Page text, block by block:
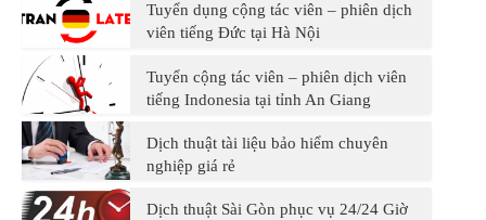
Tuyển dụng cộng tác viên – phiên dịch
viên tiếng Đức tại Hà Nội
Tuyển cộng tác viên – phiên dịch viên
tiếng Indonesia tại tỉnh An Giang
Dịch thuật tài liệu bảo hiểm chuyên
nghiệp giá rẻ
Dịch thuật Sài Gòn phục vụ 24/24 Giờ